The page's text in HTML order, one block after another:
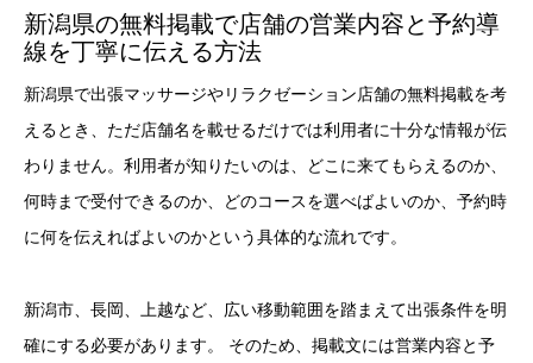
新潟県の無料掲載で店舗の営業内容と予約導
線を丁寧に伝える方法
新潟県で出張マッサージやリラクゼーション店舗の無料掲載を考
えるとき、ただ店舗名を載せるだけでは利用者に十分な情報が伝
わりません。利用者が知りたいのは、どこに来てもらえるのか、
何時まで受付できるのか、どのコースを選べばよいのか、予約時
に何を伝えればよいのかという具体的な流れです。
新潟市、長岡、上越など、広い移動範囲を踏まえて出張条件を明
確にする必要があります。 そのため、掲載文には営業内容と予